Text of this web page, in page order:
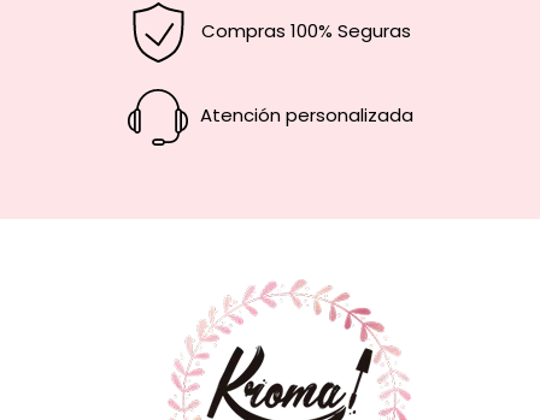
Compras 100% Seguras
Atención personalizada